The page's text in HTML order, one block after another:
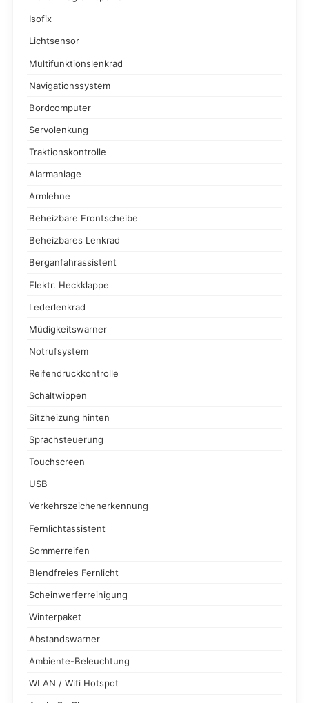
Isofix
Lichtsensor
Multifunktionslenkrad
Navigationssystem
Bordcomputer
Servolenkung
Traktionskontrolle
Alarmanlage
Armlehne
Beheizbare Frontscheibe
Beheizbares Lenkrad
Berganfahrassistent
Elektr. Heckklappe
Lederlenkrad
Müdigkeitswarner
Notrufsystem
Reifendruckkontrolle
Schaltwippen
Sitzheizung hinten
Sprachsteuerung
Touchscreen
USB
Verkehrszeichenerkennung
Fernlichtassistent
Sommerreifen
Blendfreies Fernlicht
Scheinwerferreinigung
Winterpaket
Abstandswarner
Ambiente-Beleuchtung
WLAN / Wifi Hotspot